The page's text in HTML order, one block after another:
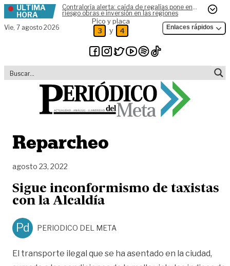
Skip to content
ÚLTIMA
HORA
Contraloría alerta: caída de regalías pone en
riesgo obras e inversión en las regiones
Vie, 7 agosto 2026
Pico y placa
3 y 4 Enlaces rápidos
Reparcheo
agosto 23, 2022
Sigue inconformismo de taxistas
con la Alcaldía
Pd PERIODICO DEL META
El transporte ilegal que se ha asentado en la ciudad,